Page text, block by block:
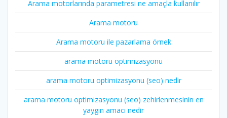
Arama motorlarında parametresi ne amaçla kullanılır
Arama motoru
Arama motoru ile pazarlama örnek
arama motoru optimizasyonu
arama motoru optimizasyonu (seo) nedir
arama motoru optimizasyonu (seo) zehirlenmesinin en
yaygın amacı nedir